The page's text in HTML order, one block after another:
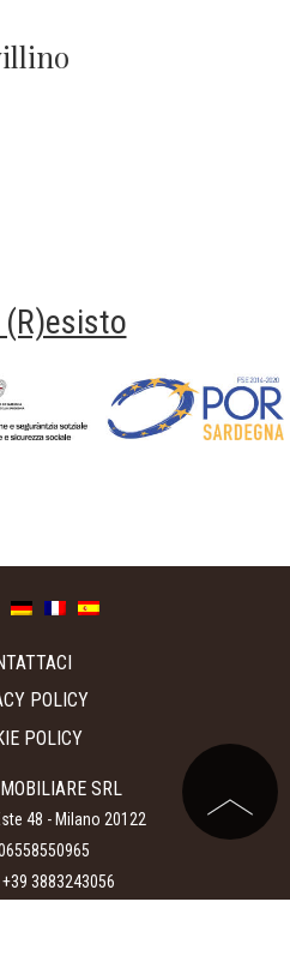
(R)esisto
POLICY
POLICY
SRL
48 - Milano 20122
+39 3883243056